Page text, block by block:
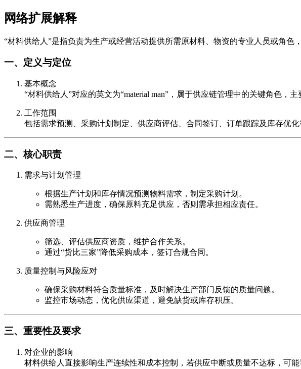
网络扩展解释
“材料供给人”是指负责为生产或经营活动提供所需原材料、物资的专业人员或角
一、定义与定位
基本概念
“材料供给人”对应的英文为“material man”，属于供应链管理中的关键角色，
工作范围
包括需求预测、采购计划制定、供应商评估、合同签订、订单跟踪及库存优化
二、核心职责
需求与计划管理
根据生产计划和库存情况预测物料需求，制定采购计划。
需熟悉生产进度，确保原料充足供应，否则需承担相应责任。
供应商管理
筛选、评估供应商资质，维护合作关系。
通过“货比三家”降低采购成本，签订合规合同。
质量控制与风险应对
确保采购材料符合质量标准，及时解决生产部门反馈的质量问题。
监控市场动态，优化供应渠道，避免缺货或库存积压。
三、重要性及要求
对企业的影响
材料供给人直接影响生产连续性和成本控制，若供应中断或质量不达标，可能